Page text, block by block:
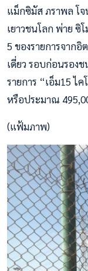
แม็กซิมัส ภราพล โ
เยาวชนโลก พ่าย ซิ
5 ของรายการจาก
เดี่ยว รอบก่อนรอง
รายการ “เอ็ม15 ไค
หรือประมาณ
(แฟ้มภาพ)